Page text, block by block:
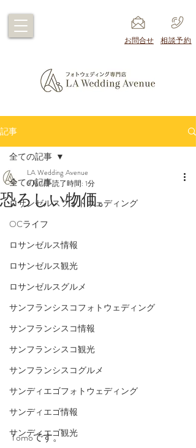
​お問合せ ​相談予約
記事
全ての記事
ロサンゼルスフォトウェディング
OCライフ
ロサンゼルス情報
ロサンゼルス観光
ロサンゼルスグルメ
サンフランシスコフォトウェディング
サンフランシスコ情報
サンフランシスコ観光
サンフランシスコグルメ
サンディエゴフォトウェディング
サンディエゴ情報
サンディエゴ観光
全ての記事
恐ろしい物価。
LA Wedding Avenue
6月9日読了時間: 1分
Tomoです。